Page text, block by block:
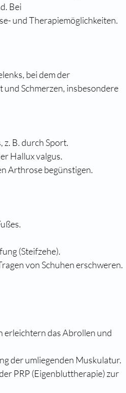
Bei
und Therapiemöglichkeiten.
bei dem der
Schmerzen, insbesondere
B. durch Sport.
Hallux valgus.
Arthrose begünstigen.
(Steifzehe).
von Schuhen erschweren.
erleichtern das Abrollen und
der umliegenden Muskulatur.
PRP (Eigenbluttherapie) zur